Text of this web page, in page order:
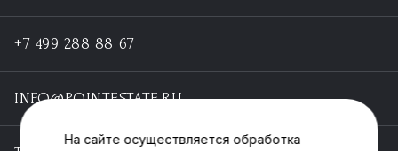
+7 499 288 88 67
INFO@POINTESTATE.RU
На сайте осуществляется обработка